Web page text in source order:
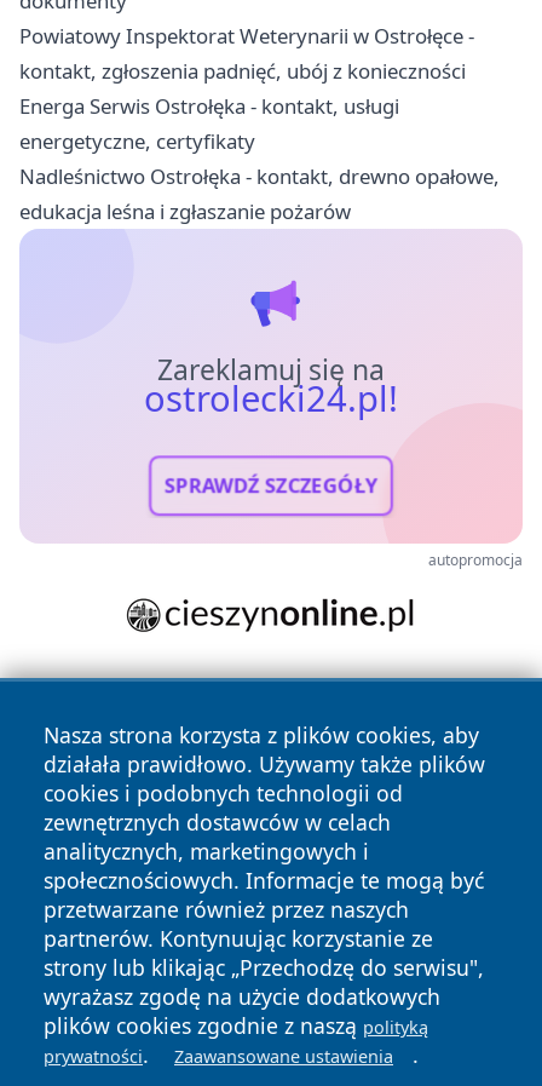
Powiatowy Inspektorat Weterynarii w Ostrołęce -
kontakt, zgłoszenia padnięć, ubój z konieczności
Energa Serwis Ostrołęka - kontakt, usługi
energetyczne, certyfikaty
Nadleśnictwo Ostrołęka - kontakt, drewno opałowe,
edukacja leśna i zgłaszanie pożarów
Zareklamuj się na
ostrolecki24.pl!
SPRAWDŹ SZCZEGÓŁY
autopromocja
Nasza strona korzysta z plików cookies, aby
działała prawidłowo. Używamy także plików
cookies i podobnych technologii od
zewnętrznych dostawców w celach
analitycznych, marketingowych i
społecznościowych. Informacje te mogą być
przetwarzane również przez naszych
partnerów. Kontynuując korzystanie ze
strony lub klikając „Przechodzę do serwisu",
wyrażasz zgodę na użycie dodatkowych
plików cookies zgodnie z naszą polityką
prywatności. Zaawansowane ustawienia .
Copyright © 2026 ostrolecki24.pl Wszystkie prawa
zastrzeżone.
News Autorzy
Polityka
Prywatności
Polityka
Cookies